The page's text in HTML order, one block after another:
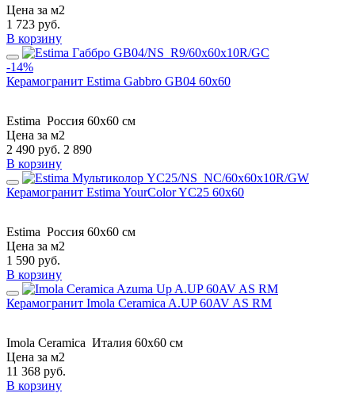
Цена за м2
1 723 руб.
В корзину
-14%
Керамогранит Estima Gabbro GB04 60x60
Estima Россия 60x60 см
Цена за м2
2 490 руб. 2 890
В корзину
Керамогранит Estima YourColor YC25 60x60
Estima Россия 60x60 см
Цена за м2
1 590 руб.
В корзину
Керамогранит Imola Ceramica A.UP 60AV AS RM
Imola Ceramica Италия 60x60 см
Цена за м2
11 368 руб.
В корзину